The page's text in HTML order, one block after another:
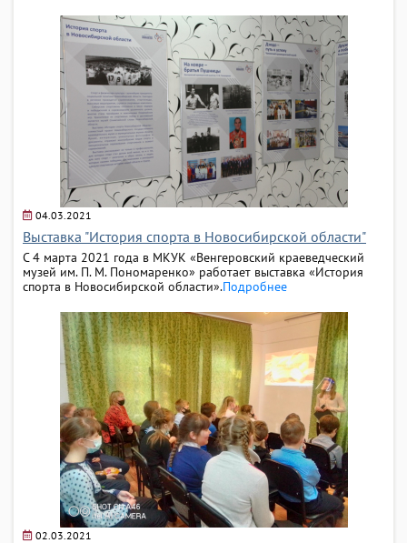
04.03.2021
Выставка "История спорта в Новосибирской области"
С 4 марта 2021 года в МКУК «Венгеровский краеведческий
музей им. П. М. Пономаренко» работает выставка «История
спорта в Новосибирской области».Подробнее
02.03.2021